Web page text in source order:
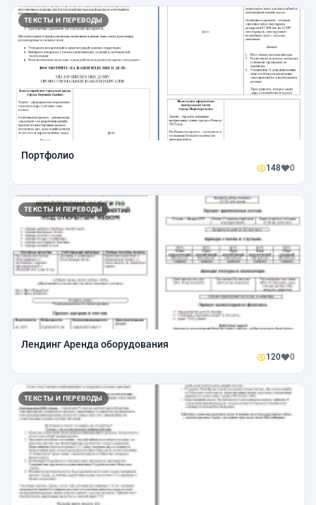
ТЕКСТЫ И ПЕРЕВОДЫ
Портфолио
148 0
ТЕКСТЫ И ПЕРЕВОДЫ
Лендинг Аренда оборудования
120 0
ТЕКСТЫ И ПЕРЕВОДЫ